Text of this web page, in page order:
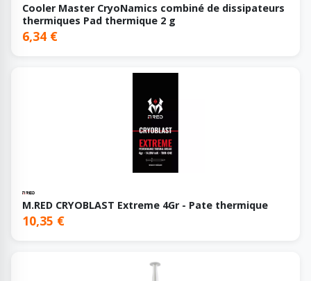
Cooler Master CryoNamics combiné de dissipateurs
thermiques Pad thermique 2 g
6,34 €
M.RED CRYOBLAST Extreme 4Gr - Pate thermique
10,35 €